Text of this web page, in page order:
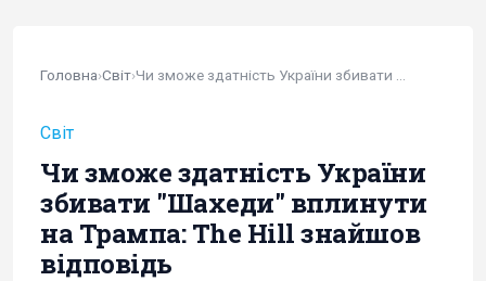
Головна›Світ›
Світ
Чи зможе здатність України
збивати "Шахеди" вплинути
на Трампа: The Hill знайшов
відповідь